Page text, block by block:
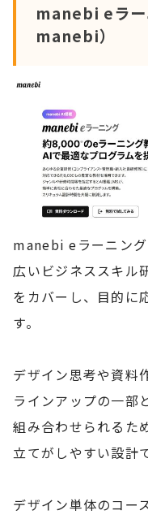
manebi eラー
manebi）
manebi eラーニン
広いビジネススキル
をカバーし、目的に
す。
デザイン思考や資料
ラインアップの一部
組み合わせられるた
立てがしやすい設計
デザイン単体のコー